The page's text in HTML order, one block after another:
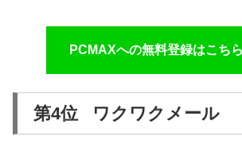
PCMAXへの無料登録はこち
第4位 ワクワクメール